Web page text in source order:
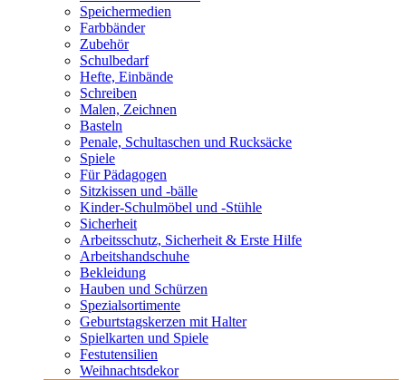
Speichermedien
Farbbänder
Zubehör
Schulbedarf
Hefte, Einbände
Schreiben
Malen, Zeichnen
Basteln
Penale, Schultaschen und Rucksäcke
Spiele
Für Pädagogen
Sitzkissen und -bälle
Kinder-Schulmöbel und -Stühle
Sicherheit
Arbeitsschutz, Sicherheit & Erste Hilfe
Arbeitshandschuhe
Bekleidung
Hauben und Schürzen
Spezialsortimente
Geburtstagskerzen mit Halter
Spielkarten und Spiele
Festutensilien
Weihnachtsdekor